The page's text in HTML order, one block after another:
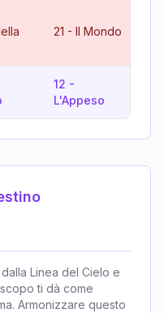
21 - Il Mondo
12 -
L'Appeso
Linea del Cielo e
ti dà come
Armonizzare questo